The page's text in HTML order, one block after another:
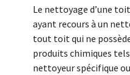
Le nettoyage d’une
ayant recours à un
tout toit qui ne
produits chimiques tels
nettoyeur spécifique